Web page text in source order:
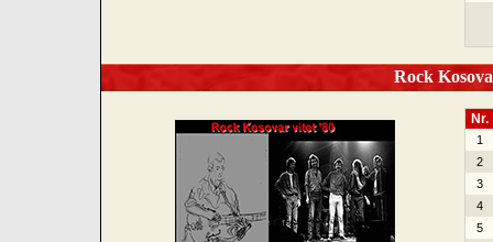
Rock
Nr.
1
2
3
4
5